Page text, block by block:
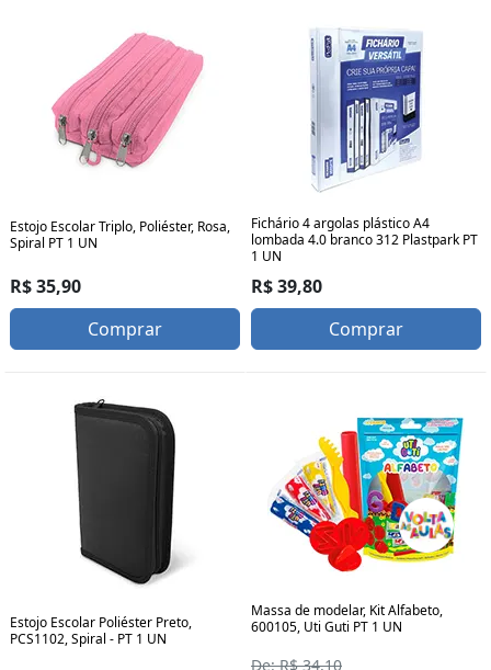
Estojo Escolar Triplo, Poliéster, Rosa,
Spiral PT 1 UN
R$ 35,90
Comprar
Fichário 4 argolas plástico A4
lombada 4.0 branco 312 Plastpark PT
1 UN
R$ 39,80
Comprar
Estojo Escolar Poliéster Preto,
PCS1102, Spiral - PT 1 UN
Massa de modelar, Kit Alfabeto,
600105, Uti Guti PT 1 UN
De: R$ 34,10